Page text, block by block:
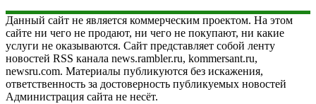
Данный сайт не является коммерческим проектом. На этом
сайте ни чего не продают, ни чего не покупают, ни какие
услуги не оказываются. Сайт представляет собой ленту
новостей RSS канала news.rambler.ru, kommersant.ru,
newsru.com. Материалы публикуются без искажения,
ответственность за достоверность публикуемых новостей
Администрация сайта не несёт.